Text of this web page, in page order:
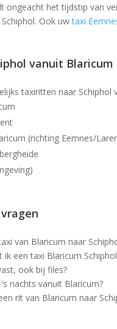
ongeacht het tijdstip van
Ook uwtaxi
vanuit Blaricum
taxiritten naar
(richting Eemnes/
van Blaricum naar
een taxi Blaricum
ook bij files?
nachts vanuit Blaricum?
rit van Blaricum naar